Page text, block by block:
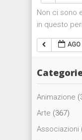
Non ci sono
in questo
Animazione
Arte (367)
Associazioni